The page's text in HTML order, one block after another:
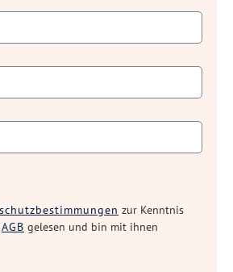
zur Kenntnis
AGB gelesen und bin mit ihnen